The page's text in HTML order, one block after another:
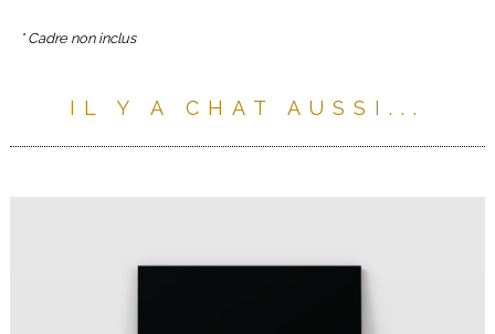
* Cadre non inclus
IL Y A CHAT AUSSI...